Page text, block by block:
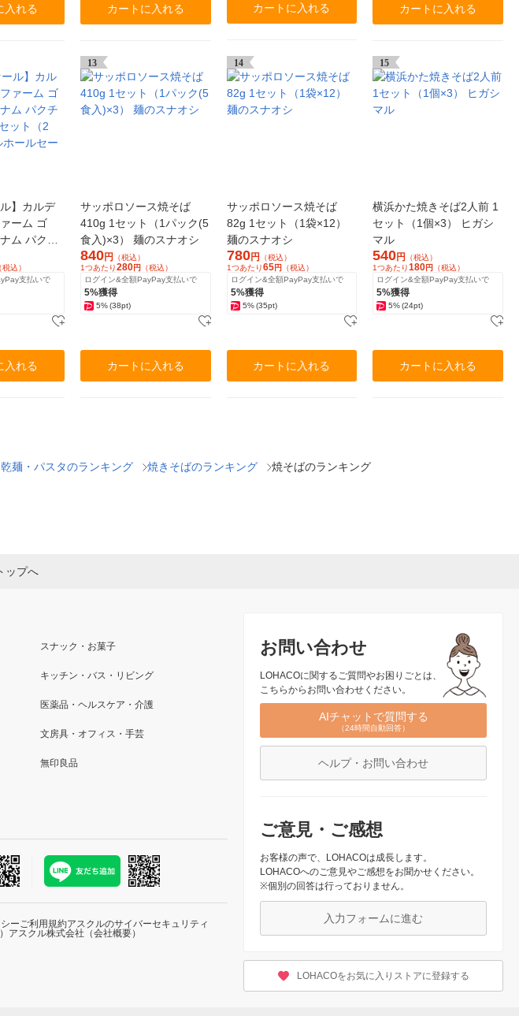
入れる カートに入れる カートに入れる カートに入れる
ル】カルデ
ーム ゴ
ム パクチ
ット（2
ールセー
税込）
支払いで
入れる
13
サッポロソース焼そば
410g 1セット（1パック(5
食入)×3） 麺のスナオシ
840円
（税込）
1つあたり280円 （税込）
ログイン&全額PayPay支払いで
5%獲得
5%(38pt)
カートに入れる
14
サッポロソース焼そば
82g 1セット（1袋×12）
麺のスナオシ
780円
（税込）
1つあたり65円 （税込）
ログイン&全額PayPay支払いで
5%獲得
5% (35pt)
カートに入れる
15
横浜かた焼きそば2人前 1
セット（1個×3） ヒガシ
マル
540円
（税込）
1つあたり180円
（税込）
ログイン&全額PayPay支払いで
5%獲得
5% (24pt)
カートに入れる
麺・パスタのランキング 焼きそばのランキング 焼そばのランキング
ップへ
お問い合わせ
LOHACOに関するご質問やお困りごとは、
こちらからお問い合わせください。
AIチャットで質問する
（24時間自動回答）
ヘルプ・お問い合わせ
ご意見・ご感想
お客様の声で、LOHACOは成長します。
LOHACOへのご意見やご感想をお聞かせください。
※個別の回答は行っておりません。
入力フォームに進む
LOHACOをお気に入りストアに登録する
スナック・お菓子
キッチン・バス・リビング
医薬品・ヘルスケア・介護
文房具・オフィス・手芸
無印良品
ーご利用規約アスクルのサイバーセキュリティ
アスクル株式会社（会社概要）